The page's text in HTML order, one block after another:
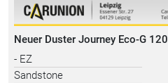
Neuer Duster Journey Eco-G 120
- EZ
Sandstone